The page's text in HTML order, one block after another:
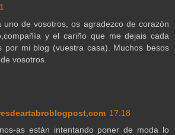
uno de vosotros, os agradezco de corazón
y el cariño que me dejais cada
por mi blog (vuestra casa). Muchos besos
vosotros.
17:18
as están intentando poner de moda lo